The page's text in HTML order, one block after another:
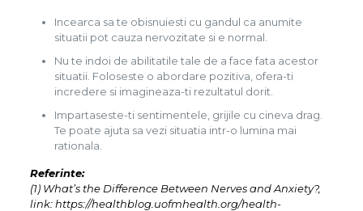
Incearca sa te obisnuiesti cu gandul ca anumite
situatii pot cauza nervozitate si e normal.
Nu te indoi de abilitatile tale de a face fata acestor
situatii. Foloseste o abordare pozitiva, ofera-ti
incredere si imagineaza-ti rezultatul dorit.
Impartaseste-ti sentimentele, grijile cu cineva drag.
Te poate ajuta sa vezi situatia intr-o lumina mai
rationala.
Referinte:
(1) What’s the Difference Between Nerves and Anxiety?,
link: https://healthblog.uofmhealth.org/health-